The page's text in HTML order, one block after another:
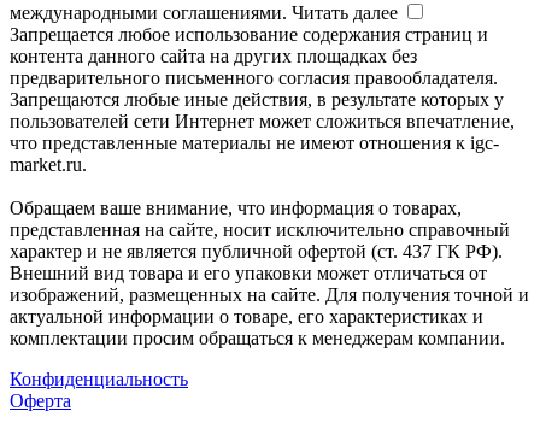
международными соглашениями. Читать далее
Запрещается любое использование содержания страниц и
контента данного сайта на других площадках без
предварительного письменного согласия правообладателя.
Запрещаются любые иные действия, в результате которых у
пользователей сети Интернет может сложиться впечатление,
что представленные материалы не имеют отношения к igc-
market.ru.
Обращаем ваше внимание, что информация о товарах,
представленная на сайте, носит исключительно справочный
характер и не является публичной офертой (ст. 437 ГК РФ).
Внешний вид товара и его упаковки может отличаться от
изображений, размещенных на сайте. Для получения точной и
актуальной информации о товаре, его характеристиках и
комплектации просим обращаться к менеджерам компании.
Конфиденциальность
Оферта